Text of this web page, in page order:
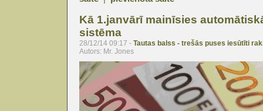
Kā 1.janvārī mainīsies
sistēma
28/12/14 09:17 - Tautas balss - trešās puses iesūtīti
Autors: Mr. Jones